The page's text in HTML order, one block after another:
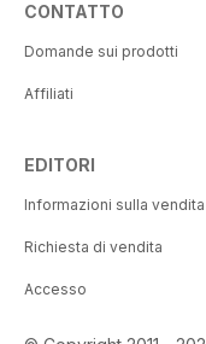
CONTATTO
Domande sui prodotti
Affiliati
EDITORI
Informazioni sulla vendita
Richiesta di vendita
Accesso